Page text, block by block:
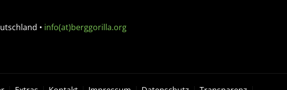
• info(at)berggorilla.org